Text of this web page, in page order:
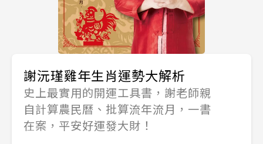
謝沅瑾雞年生肖運勢大解析
史上最實用的開運工具書，謝老師親
自計算農民曆、批算流年流月，一書
在案，平安好運發大財！